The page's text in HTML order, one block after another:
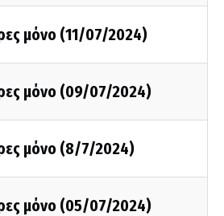
μόνο (11/07/2024)
μόνο (09/07/2024)
μόνο (8/7/2024)
μόνο (05/07/2024)